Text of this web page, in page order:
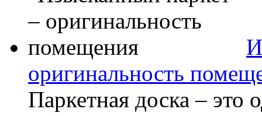
оригинальность
Паркетная доска – это